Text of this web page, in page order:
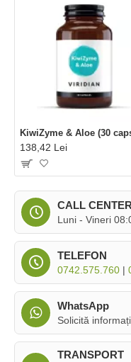
CALL CENTER
Luni - Vineri
TELEFON
0742.575.760 |
WhatsApp
Solicită
TRANSPORT
138,42 Lei